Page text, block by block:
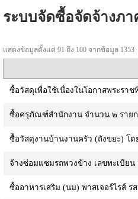
ระบบจัดซื้อจัดจ้างภา
แสดงข้อมูลตั้งแต่ 91 ถึง 100 จากข้อมูล 1353
ซื้อวัสดุเพื่อใช้เนื่องในโอกาสพระรา
ซื้อครุภัณฑ์สำนักงาน จำนวน ๒ รายก
ซื้อวัสดุงานบ้านงานครัว (ถังขยะ) โด
จ้างซ่อมแซมรถพวงข้าง เลขทะเบีย
ซื้ออาหารเสริม (นม) พาสเจอร์ไรส์